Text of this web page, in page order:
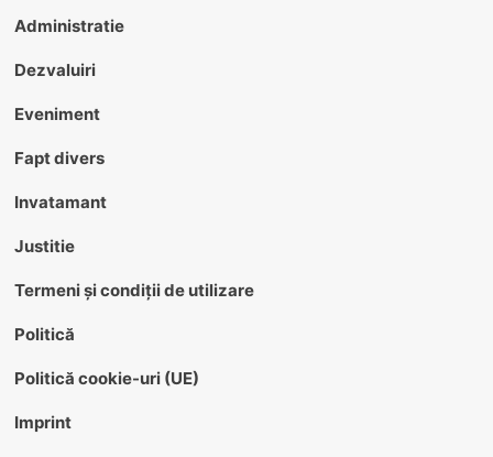
Administratie
Dezvaluiri
Eveniment
Fapt divers
Invatamant
Justitie
Termeni și condiții de utilizare
Politică
Politică cookie-uri (UE)
Imprint